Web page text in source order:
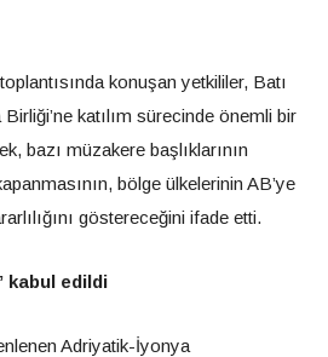
konuşan yetkililer, Batı
katılım sürecinde önemli bir
bazı müzakere başlıklarının
bölge ülkelerinin AB’ye
göstereceğini ifade etti.
kabul edildi
Adriyatik-İyonya